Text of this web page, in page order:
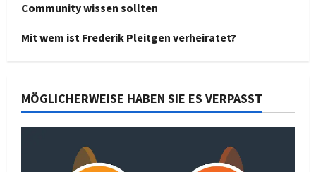
Community wissen sollten
Mit wem ist Frederik Pleitgen verheiratet?
MÖGLICHERWEISE HABEN SIE ES VERPASST